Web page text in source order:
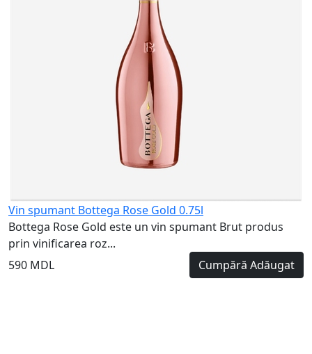
Vin spumant Bottega Rose Gold 0.75l
Bottega Rose Gold este un vin spumant Brut produs
prin vinificarea roz...
590 MDL
Cumpără Adăugat